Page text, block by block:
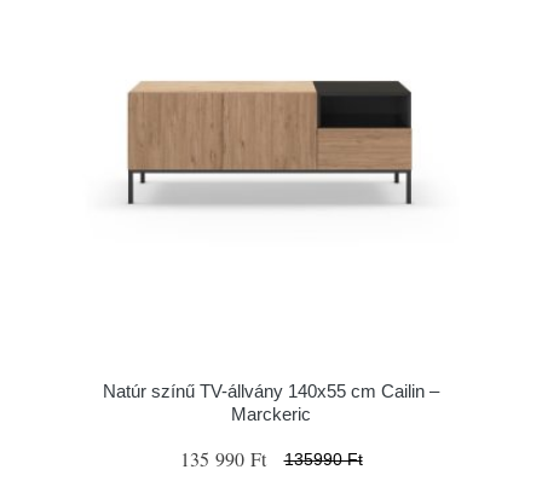
Natúr színű TV-állvány 140x55 cm Cailin –
Marckeric
135 990 Ft 135990 Ft